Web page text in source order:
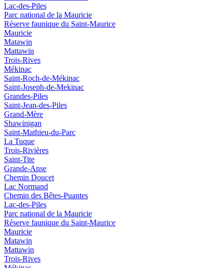
Lac-des-Piles
Parc national de la Mauricie
Réserve faunique du Saint‑Maurice
Mauricie
Matawin
Mattawin
Trois-Rives
Mékinac
Saint-Roch-de-Mékinac
Saint-Joseph-de-Mekinac
Grandes-Piles
Saint-Jean-des-Piles
Grand-Mère
Shawinigan
Saint-Mathieu-du-Parc
La Tuque
Trois-Rivières
Saint-Tite
Grande-Anse
Chemin Doucet
Lac Normand
Chemin des Bêtes-Puantes
Lac-des-Piles
Parc national de la Mauricie
Réserve faunique du Saint‑Maurice
Mauricie
Matawin
Mattawin
Trois-Rives